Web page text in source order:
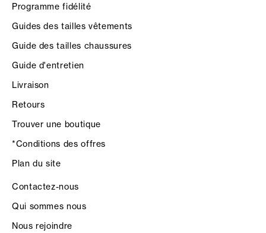
Programme fidélité
Guides des tailles vêtements
Guide des tailles chaussures
Guide d'entretien
Livraison
Retours
Trouver une boutique
*Conditions des offres
Plan du site
Contactez-nous
Qui sommes nous
Nous rejoindre